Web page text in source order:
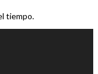
tiempo.